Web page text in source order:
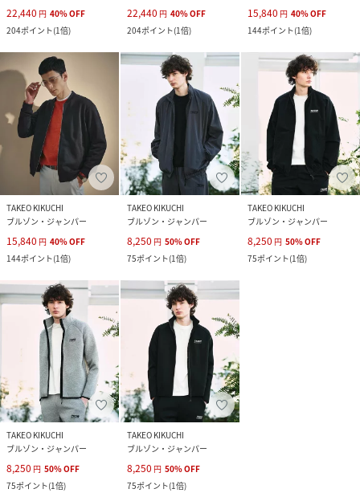
22,440 円 40%OFF
204ポイント(1倍)
22,440 円 40%OFF
204ポイント(1倍)
15,840 円 40%OFF
144ポイント(1倍)
TAKEO KIKUCHI
ブルゾン・ジャンパー
15,840 円 40%OFF
144ポイント(1倍)
TAKEO KIKUCHI
ブルゾン・ジャンパー
8,250 円 50%OFF
75ポイント(1倍)
TAKEO KIKUCHI
ブルゾン・ジャンパー
8,250 円 50%OFF
75ポイント(1倍)
TAKEO KIKUCHI
ブルゾン・ジャンパー
8,250 円 50%OFF
75ポイント(1倍)
TAKEO KIKUCHI
ブルゾン・ジャンパー
8,250 円 50%OFF
75ポイント(1倍)